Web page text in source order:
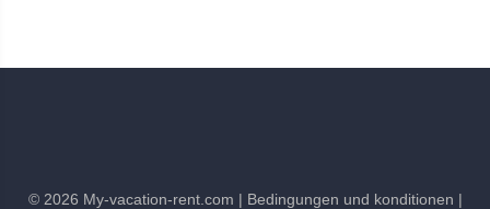
© 2026 My-vacation-rent.com | Bedingungen und konditionen |